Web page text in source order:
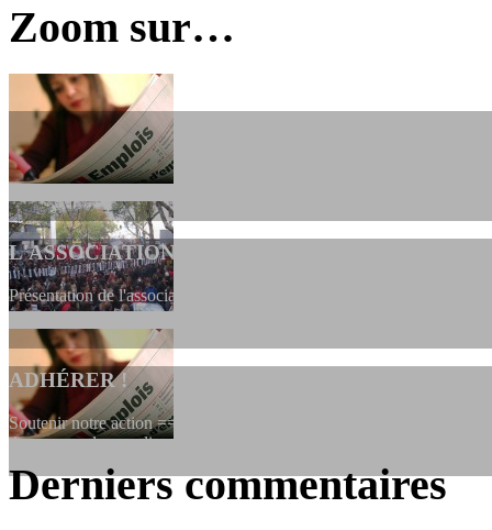
Zoom sur…
L'ASSOCIATION
Présentation de l'association et de sa charte qui encadre nos actions
ADHÉRER !
Soutenir notre action ==> Si vous souhaitez adhérer à
dessous, en le remplissant et en...
Derniers commentaires